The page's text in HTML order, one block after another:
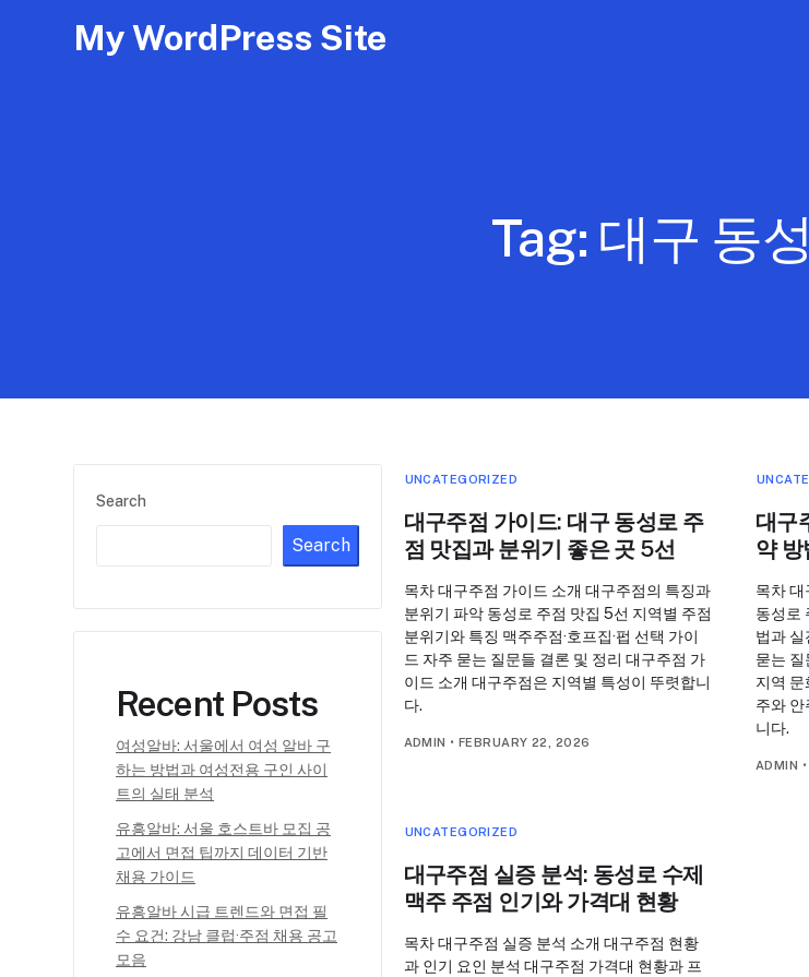
My WordPress Site
Tag: 대구 동
Search
Search
Recent Posts
여성알바: 서울에서 여성 알바 구
하는 방법과 여성전용 구인 사이
트의 실태 분석
유흥알바: 서울 호스트바 모집 공
고에서 면접 팁까지 데이터 기반
채용 가이드
유흥알바 시급 트렌드와 면접 필
수 요건: 강남 클럽·주점 채용 공고
모음
UNCATEGORIZED
대구주점 가이드: 대구 동성로 주
점 맛집과 분위기 좋은 곳 5선
목차 대구주점 가이드 소개 대구주점의 특징과
분위기 파악 동성로 주점 맛집 5선 지역별 주점
분위기와 특징 맥주주점·호프집·펍 선택 가이
드 자주 묻는 질문들 결론 및 정리 대구주점 가
이드 소개 대구주점은 지역별 특성이 뚜렷합니
다.
ADMIN • FEBRUARY 22, 2026
대구
약
목차 대
동성로
법과 실
묻는
지역 문
주와 안
니다.
ADMIN •
UNCATEGORIZED
대구주점 실증 분석: 동성로 수제
맥주 주점 인기와 가격대 현황
목차 대구주점 실증 분석 소개 대구주점 현황
과 인기 요인 분석 대구주점 가격대 현황과 프